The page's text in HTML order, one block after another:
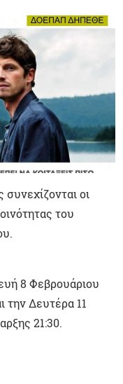
οι
του
8 Φεβρουάριου
την Δευτέρα 11
21:30.